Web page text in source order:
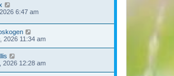
6:47 am
2026 11:34 am
2026 12:28 am